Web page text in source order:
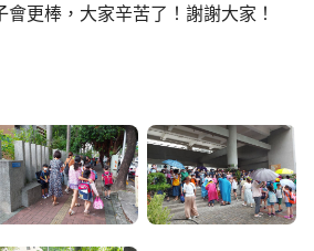
更棒，大家辛苦了！謝謝大家！